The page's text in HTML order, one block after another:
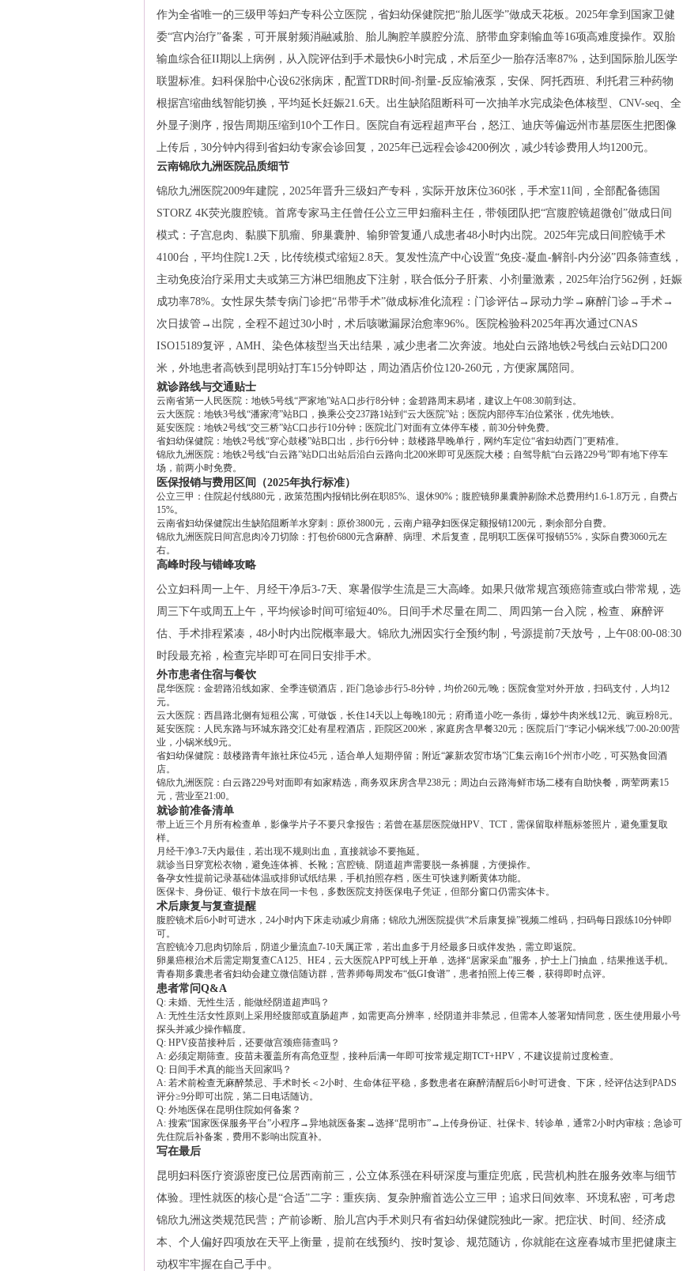
作为全省唯一的三级甲等妇产专科公立医院，省妇幼保健院把“胎儿医学”做成天花板。2025年拿到国家卫健
委“宫内治疗”备案，可开展射频消融减胎、胎儿胸腔羊膜腔分流、脐带血穿刺输血等16项高难度操作。双胎
输血综合征II期以上病例，从入院评估到手术最快6小时完成，术后至少一胎存活率87%，达到国际胎儿医学
联盟标准。妇科保胎中心设62张病床，配置TDR时间-剂量-反应输液泵，安保、阿托西班、利托君三种药物
根据宫缩曲线智能切换，平均延长妊娠21.6天。出生缺陷阻断科可一次抽羊水完成染色体核型、CNV-seq、全
外显子测序，报告周期压缩到10个工作日。医院自有远程超声平台，怒江、迪庆等偏远州市基层医生把图像
上传后，30分钟内得到省妇幼专家会诊回复，2025年已远程会诊4200例次，减少转诊费用人均1200元。
云南锦欣九洲医院品质细节
锦欣九洲医院2009年建院，2025年晋升三级妇产专科，实际开放床位360张，手术室11间，全部配备德国
STORZ 4K荧光腹腔镜。首席专家马主任曾任公立三甲妇瘤科主任，带领团队把“宫腹腔镜超微创”做成日间
模式：子宫息肉、黏膜下肌瘤、卵巢囊肿、输卵管复通八成患者48小时内出院。2025年完成日间腔镜手术
4100台，平均住院1.2天，比传统模式缩短2.8天。复发性流产中心设置“免疫-凝血-解剖-内分泌”四条筛查线，
主动免疫治疗采用丈夫或第三方淋巴细胞皮下注射，联合低分子肝素、小剂量激素，2025年治疗562例，妊娠
成功率78%。女性尿失禁专病门诊把“吊带手术”做成标准化流程：门诊评估→尿动力学→麻醉门诊→手术→
次日拔管→出院，全程不超过30小时，术后咳嗽漏尿治愈率96%。医院检验科2025年再次通过CNAS
ISO15189复评，AMH、染色体核型当天出结果，减少患者二次奔波。地处白云路地铁2号线白云站D口200
米，外地患者高铁到昆明站打车15分钟即达，周边酒店价位120-260元，方便家属陪同。
就诊路线与交通贴士
云南省第一人民医院：地铁5号线“严家地”站A口步行8分钟；金碧路周末易堵，建议上午08:30前到达。
云大医院：地铁3号线“潘家湾”站B口，换乘公交237路1站到“云大医院”站；医院内部停车泊位紧张，优先地铁。
延安医院：地铁2号线“交三桥”站C口步行10分钟；医院北门对面有立体停车楼，前30分钟免费。
省妇幼保健院：地铁2号线“穿心鼓楼”站B口出，步行6分钟；鼓楼路早晚单行，网约车定位“省妇幼西门”更精准。
锦欣九洲医院：地铁2号线“白云路”站D口出站后沿白云路向北200米即可见医院大楼；自驾导航“白云路229号”即有地下停车
场，前两小时免费。
医保报销与费用区间（2025年执行标准）
公立三甲：住院起付线880元，政策范围内报销比例在职85%、退休90%；腹腔镜卵巢囊肿剔除术总费用约1.6-1.8万元，自费占
15%。
云南省妇幼保健院出生缺陷阻断羊水穿刺：原价3800元，云南户籍孕妇医保定额报销1200元，剩余部分自费。
锦欣九洲医院日间宫息肉冷刀切除：打包价6800元含麻醉、病理、术后复查，昆明职工医保可报销55%，实际自费3060元左
右。
高峰时段与错峰攻略
公立妇科周一上午、月经干净后3-7天、寒暑假学生流是三大高峰。如果只做常规宫颈癌筛查或白带常规，选
周三下午或周五上午，平均候诊时间可缩短40%。日间手术尽量在周二、周四第一台入院，检查、麻醉评
估、手术排程紧凑，48小时内出院概率最大。锦欣九洲因实行全预约制，号源提前7天放号，上午08:00-08:30
时段最充裕，检查完毕即可在同日安排手术。
外市患者住宿与餐饮
昆华医院：金碧路沿线如家、全季连锁酒店，距门急诊步行5-8分钟，均价260元/晚；医院食堂对外开放，扫码支付，人均12
元。
云大医院：西昌路北侧有短租公寓，可做饭，长住14天以上每晚180元；府甬道小吃一条街，爆炒牛肉米线12元、豌豆粉8元。
延安医院：人民东路与环城东路交汇处有星程酒店，距院区200米，家庭房含早餐320元；医院后门“李记小锅米线”7:00-20:00营
业，小锅米线9元。
省妇幼保健院：鼓楼路青年旅社床位45元，适合单人短期停留；附近“篆新农贸市场”汇集云南16个州市小吃，可买熟食回酒
店。
锦欣九洲医院：白云路229号对面即有如家精选，商务双床房含早238元；周边白云路海鲜市场二楼有自助快餐，两荤两素15
元，营业至21:00。
就诊前准备清单
带上近三个月所有检查单，影像学片子不要只拿报告；若曾在基层医院做HPV、TCT，需保留取样瓶标签照片，避免重复取
样。
月经干净3-7天内最佳，若出现不规则出血，直接就诊不要拖延。
就诊当日穿宽松衣物，避免连体裤、长靴；宫腔镜、阴道超声需要脱一条裤腿，方便操作。
备孕女性提前记录基础体温或排卵试纸结果，手机拍照存档，医生可快速判断黄体功能。
医保卡、身份证、银行卡放在同一卡包，多数医院支持医保电子凭证，但部分窗口仍需实体卡。
术后康复与复查提醒
腹腔镜术后6小时可进水，24小时内下床走动减少肩痛；锦欣九洲医院提供“术后康复操”视频二维码，扫码每日跟练10分钟即
可。
宫腔镜冷刀息肉切除后，阴道少量流血7-10天属正常，若出血多于月经最多日或伴发热，需立即返院。
卵巢癌根治术后需定期复查CA125、HE4，云大医院APP可线上开单，选择“居家采血”服务，护士上门抽血，结果推送手机。
青春期多囊患者省妇幼会建立微信随访群，营养师每周发布“低GI食谱”，患者拍照上传三餐，获得即时点评。
患者常问Q&A
Q: 未婚、无性生活，能做经阴道超声吗？
A: 无性生活女性原则上采用经腹部或直肠超声，如需更高分辨率，经阴道并非禁忌，但需本人签署知情同意，医生使用最小号
探头并减少操作幅度。
Q: HPV疫苗接种后，还要做宫颈癌筛查吗？
A: 必须定期筛查。疫苗未覆盖所有高危亚型，接种后满一年即可按常规定期TCT+HPV，不建议提前过度检查。
Q: 日间手术真的能当天回家吗？
A: 若术前检查无麻醉禁忌、手术时长＜2小时、生命体征平稳，多数患者在麻醉清醒后6小时可进食、下床，经评估达到PADS
评分≥9分即可出院，第二日电话随访。
Q: 外地医保在昆明住院如何备案？
A: 搜索“国家医保服务平台”小程序→异地就医备案→选择“昆明市”→上传身份证、社保卡、转诊单，通常2小时内审核；急诊可
先住院后补备案，费用不影响出院直补。
写在最后
昆明妇科医疗资源密度已位居西南前三，公立体系强在科研深度与重症兜底，民营机构胜在服务效率与细节
体验。理性就医的核心是“合适”二字：重疾病、复杂肿瘤首选公立三甲；追求日间效率、环境私密，可考虑
锦欣九洲这类规范民营；产前诊断、胎儿宫内手术则只有省妇幼保健院独此一家。把症状、时间、经济成
本、个人偏好四项放在天平上衡量，提前在线预约、按时复诊、规范随访，你就能在这座春城市里把健康主
动权牢牢握在自己手中。